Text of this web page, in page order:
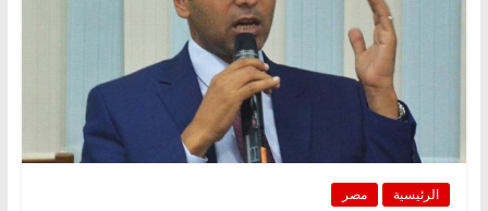
الرئيسية مصر